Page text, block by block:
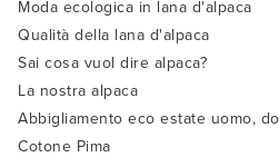
Moda ecologica in lana d'alpaca
Qualità della lana d'alpaca
Sai cosa vuol dire alpaca?
La nostra alpaca
Abbigliamento eco estate uomo,
Cotone Pima